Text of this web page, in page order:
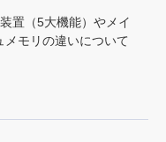
置（5大機能）やメイ
メモリの違いについて